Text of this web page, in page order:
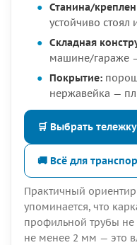
Станина/
устойчиво
Складная
машине/гараже
Покрытие:
нержавейка —
🛒 Выбрать тележку
🚚 Всё для
Практичный
упоминается, что
профильной трубы
не менее 2 мм — это